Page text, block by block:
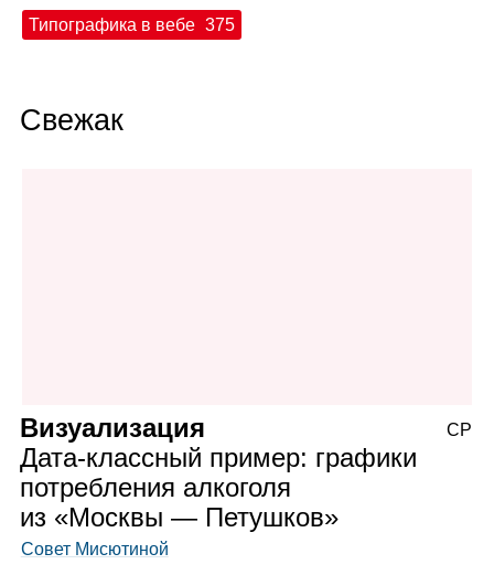
Типографика в вебе 375
Свежак
Визуализация
Дата‑классный пример: графики
потребления алкоголя
из «Москвы — Петушков»
Совет Мисютиной
СР